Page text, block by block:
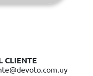
CLIENTE